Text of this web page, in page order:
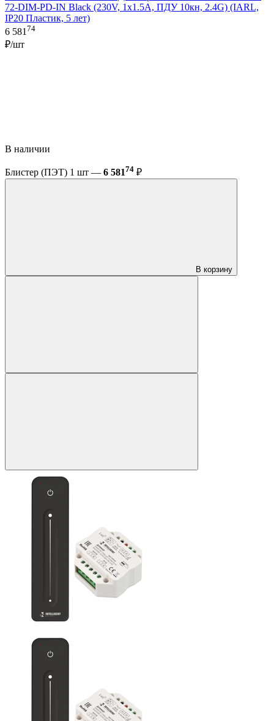
72-DIM-PD-IN Black (230V, 1x1.5A, ПДУ 10кн, 2.4G) (IARL,
IP20 Пластик, 5 лет)
6 581 74
₽/шт
В наличии
Блистер (ПЭТ) 1 шт — 6 58174 ₽
В корзину